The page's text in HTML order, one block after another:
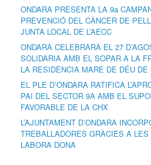
ONDARA PRESENTA LA 9a
PREVENCIÓ DEL CÀNCER DE
JUNTA LOCAL DE L’AECC
ONDARA CELEBRARÀ EL 27
SOLIDÀRIA AMB EL SOPAR A LA
LA RESIDÈNCIA MARE DE DÉU DE
EL PLE D’ONDARA RATIFICA
PAI DEL SECTOR 9A AMB EL
FAVORABLE DE LA CHX
L’AJUNTAMENT D’ONDARA
TREBALLADORES GRÀCIES A
LABORA DONA